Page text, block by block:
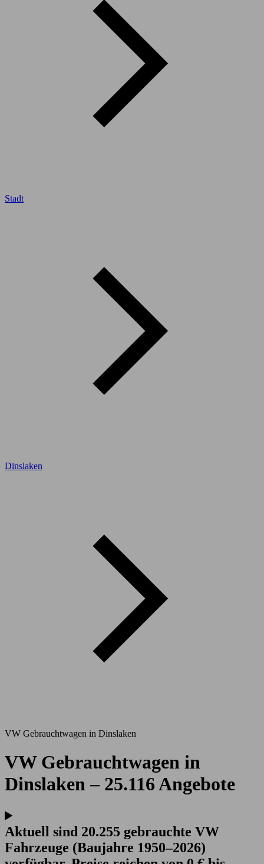
Stadt
Dinslaken
VW Gebrauchtwagen in Dinslaken
VW Gebrauchtwagen in
Dinslaken – 25.116 Angebote
Aktuell sind 20.255 gebrauchte VW
Fahrzeuge (Baujahre 1950–2026)